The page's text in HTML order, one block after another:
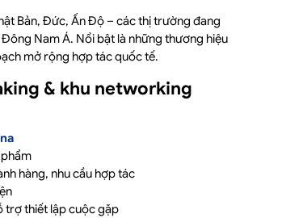
Bản, Đức, Ấn Độ – các thị trường đang
Nam Á. Nổi bật là những thương hiệu
mở rộng hợp tác quốc tế.
& khu networking
hàng, nhu cầu hợp tác
trợ thiết lập cuộc gặp